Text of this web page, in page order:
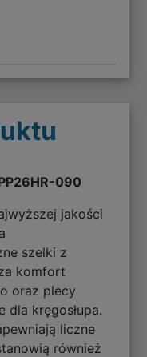
090
jakości
szelki z
komfort
oraz plecy
dla kręgosłupa.
liczne
również